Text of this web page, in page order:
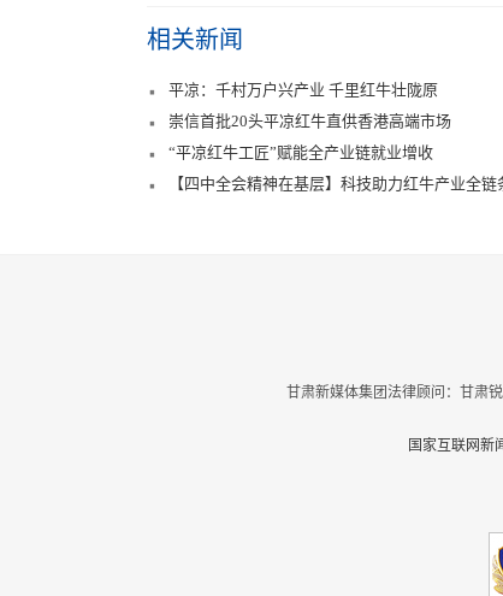
相关新闻
平凉：千村万户兴产业 千里红牛壮陇原
崇信首批20头平凉红牛直供香港高端市场
“平凉红牛工匠”赋能全产业链就业增收
【四中全会精神在基层】科技助力红牛产业全链
甘肃新媒体集团法律顾问：甘
国家互联网